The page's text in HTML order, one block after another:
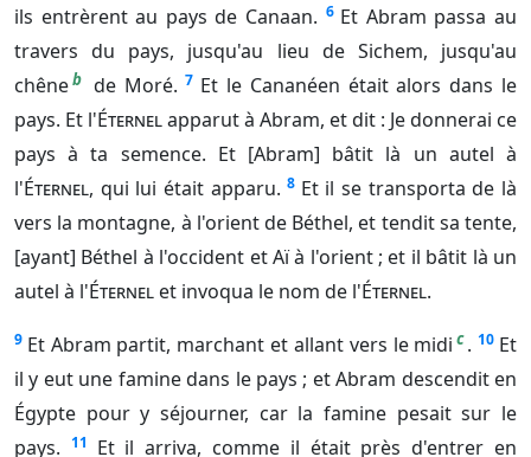
ils entrèrent au pays de Canaan. 6 Et Abram passa au
travers du pays, jusqu'au lieu de Sichem, jusqu'au
chêneb de Moré. 7 Et le Cananéen était alors dans le
pays. Et l'Éternelapparut à Abram, et dit : Je donnerai ce
pays à ta semence. Et [Abram] bâtit là un autel à
l'Éternel, qui lui était apparu. 8 Et il se transporta de là
vers la montagne, à l'orient de Béthel, et tendit sa tente,
[ayant] Béthel à l'occident et Aï à l'orient ; et il bâtit là un
autel à l'Éternel et invoqua le nom de l'Éternel.
9 Et Abram partit, marchant et allant vers le midi c . 10 Et
il y eut une famine dans le pays ; et Abram descendit en
Égypte pour y séjourner, car la famine pesait sur le
pays. 11
Et il arriva, comme il était près d'entrer en